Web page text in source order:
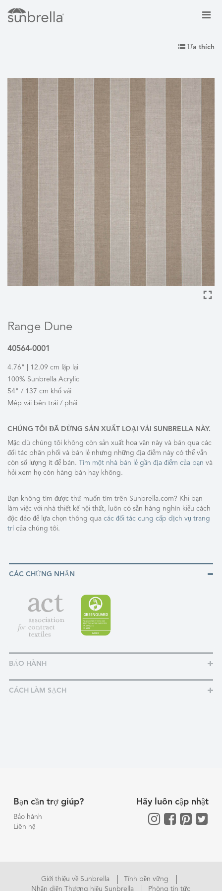
Ưa thích
Range Dune
40564-0001
4.76" | 12.09 cm lặp lại
100% Sunbrella Acrylic
54" / 137 cm khổ vải
Mép vải bên trái / phải
CHÚNG TÔI ĐÃ DỪNG SẢN XUẤT LOẠI VẢI SUNBRELLA NÀY.
Mặc dù chúng tôi không còn sản xuất hoa văn này và bán qua các
đối tác phân phối và bán lẻ nhưng những địa điểm này có thể vẫn
còn số lượng ít để bán.
Tìm một nhà bán lẻ gần địa điểm của bạn và
hỏi xem họ còn hàng bán hay không.
Bạn không tìm được thứ muốn tìm trên Sunbrella.com? Khi bạn
làm việc với nhà thiết kế nội thất, luôn có sẵn hàng nghìn kiểu cách
độc đáo để lựa chọn thông qua các đối tác cung cấp dịch vụ trang
trí của chúng tôi.
CÁC CHỨNG NHẬN
BẢO HÀNH
CÁCH LÀM SẠCH
Bạn cần trợ giúp?
Bảo hành
Liên hệ
Hãy luôn cập nhật
Giới thiệu về Sunbrella
Tính bền vững
Nhận diện Thương hiệu Sunbrella
Phòng tin tức